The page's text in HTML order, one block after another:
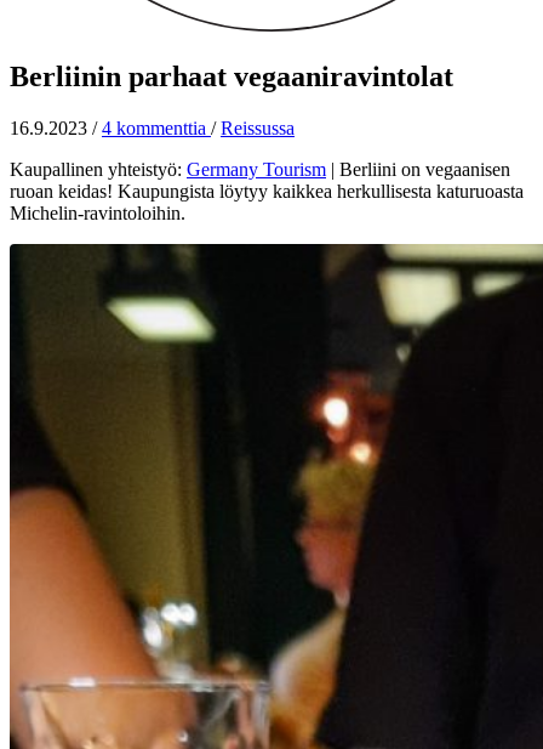
Berliinin parhaat vegaaniravintolat
16.9.2023 / 4 kommenttia / Reissussa
Kaupallinen yhteistyö: Germany Tourism | Berliini on vegaanisen
ruoan keidas! Kaupungista löytyy kaikkea herkullisesta katuruoasta
Michelin-ravintoloihin.